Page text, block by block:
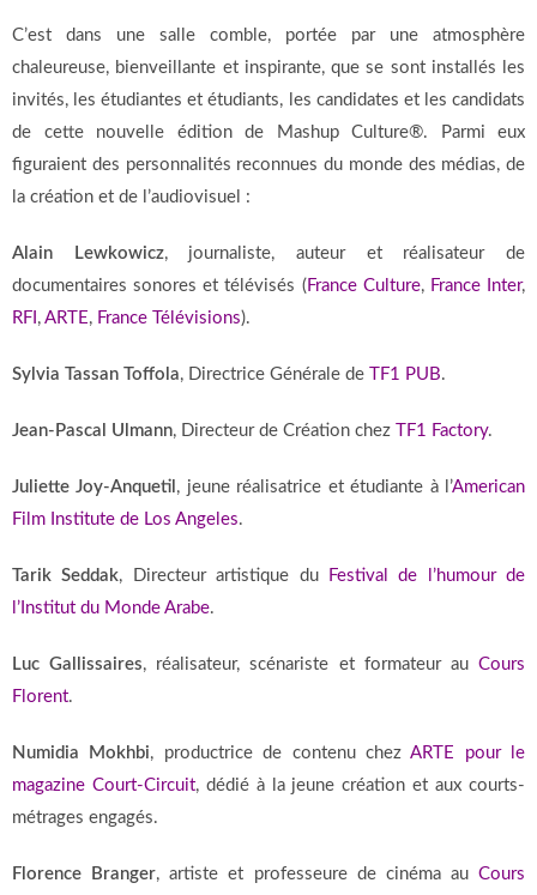
C’est dans une salle comble, portée par une atmosphère
chaleureuse, bienveillante et inspirante, que se sont installés les
invités, les étudiantes et étudiants, les candidates et les candidats
de cette nouvelle édition de Mashup Culture®. Parmi eux
figuraient des personnalités reconnues du monde des médias, de
la création et de l’audiovisuel :
Alain Lewkowicz, journaliste, auteur et réalisateur de
documentaires sonores et télévisés (France Culture, France Inter,
RFI , ARTE, France Télévisions).
Sylvia Tassan Toffola, Directrice Générale de TF1 PUB.
Jean-Pascal Ulmann, Directeur de Création chez TF1 Factory.
Juliette Joy-Anquetil , jeune réalisatrice et étudiante à l’American
Film Institute de Los Angeles.
Tarik Seddak, Directeur artistique du
Festival de l’humour de
l’Institut du Monde Arabe.
Luc Gallissaires, réalisateur, scénariste et formateur auCours
Florent.
Numidia Mokhbi, productrice de contenu chezARTE pour le
magazine Court-Circuit, dédié à la jeune création et aux courts-
métrages engagés.
Florence Branger, artiste et professeure de cinéma au Cours